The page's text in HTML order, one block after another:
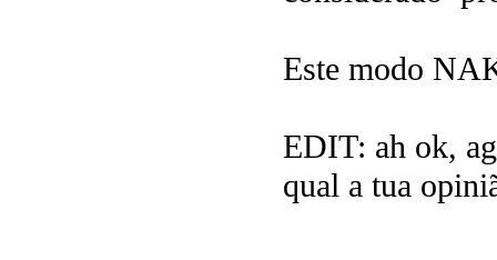
Este modo
EDIT: ah ok,
qual a tua